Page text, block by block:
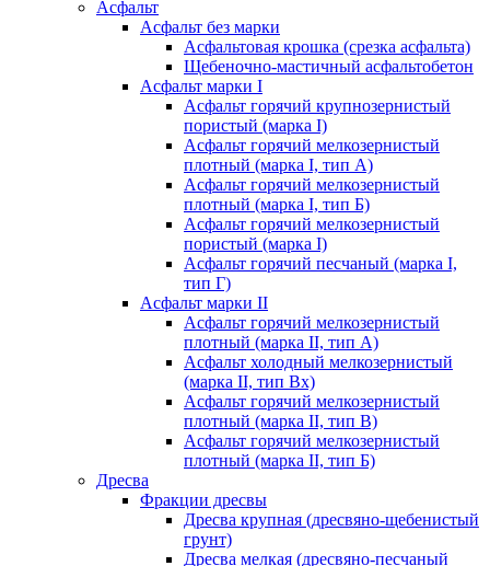
Асфальт
Асфальт без марки
Асфальтовая крошка (срезка асфальта)
Щебеночно-мастичный асфальтобетон
Асфальт марки I
Асфальт горячий крупнозернистый
пористый (марка I)
Асфальт горячий мелкозернистый
плотный (марка I, тип А)
Асфальт горячий мелкозернистый
плотный (марка I, тип Б)
Асфальт горячий мелкозернистый
пористый (марка I)
Асфальт горячий песчаный (марка I,
тип Г)
Асфальт марки II
Асфальт горячий мелкозернистый
плотный (марка II, тип А)
Асфальт холодный мелкозернистый
(марка II, тип Вх)
Асфальт горячий мелкозернистый
плотный (марка II, тип В)
Асфальт горячий мелкозернистый
плотный (марка II, тип Б)
Дресва
Фракции дресвы
Дресва крупная (дресвяно-щебенистый
грунт)
Дресва мелкая (дресвяно-песчаный